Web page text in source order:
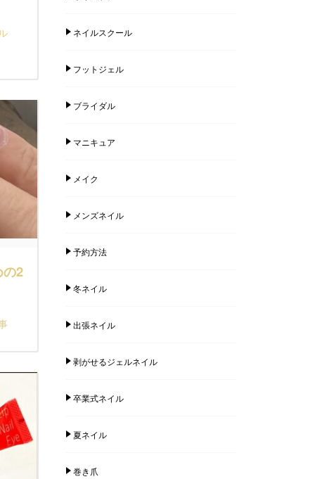
2
ネイルスクール
フットジェル
ブライダル
マニキュア
メイク
メンズネイル
予約方法
冬ネイル
出張ネイル
剥がせるジェルネイル
卒業式ネイル
夏ネイル
巻き爪